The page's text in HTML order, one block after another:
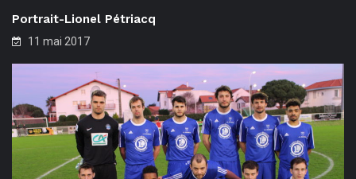
Portrait-Lionel Pétriacq
11 mai 2017